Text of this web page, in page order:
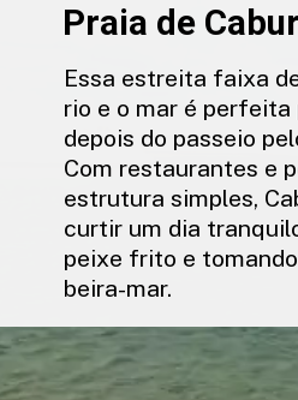
Praia de
Essa estreita faixa
rio e o mar é perfeita
depois do passeio
Com restaurantes e
estrutura simples,
curtir um dia
peixe frito e
beira-mar.